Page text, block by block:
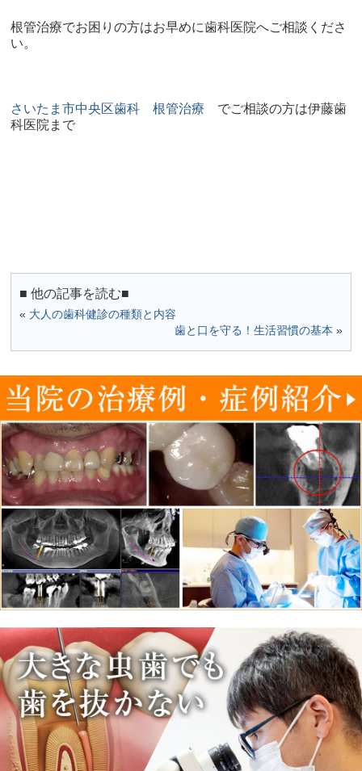
根管治療でお困りの方はお早めに歯科医院へご相談くださ
い。
さいたま市中央区歯科 根管治療 でご相談の方は伊藤歯
科医院まで
■ 他の記事を読む■
« 大人の歯科健診の種類と内容
歯と口を守る！生活習慣の基本 »